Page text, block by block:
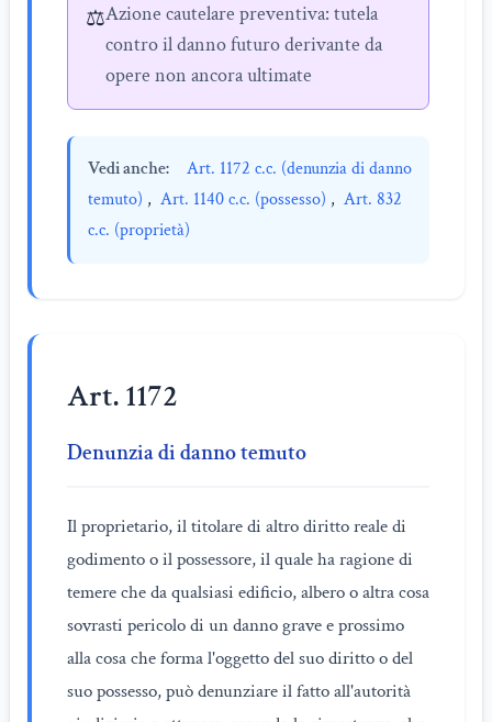
⚖️Azione cautelare preventiva: tutela
contro il danno futuro derivante da
opere non ancora ultimate
Vedi anche:
Art. 1172 c.c. (denunzia di danno
temuto) , Art. 1140 c.c. (possesso) , Art. 832
c.c. (proprietà)
Art. 1172
Denunzia di danno temuto
Il proprietario, il titolare di altro diritto reale di
godimento o il possessore, il quale ha ragione di
temere che da qualsiasi edificio, albero o altra cosa
sovrasti pericolo di un danno grave e prossimo
alla cosa che forma l'oggetto del suo diritto o del
suo possesso, può denunziare il fatto all'autorità